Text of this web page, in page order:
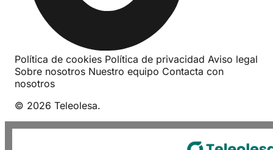
Política de cookies Política de privacidad Aviso legal
Sobre nosotros Nuestro equipo Contacta con
nosotros
© 2026 Teleolesa.